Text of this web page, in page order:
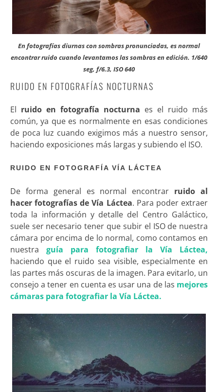
En fotografías diurnas con sombras pronunciadas, es normal
encontrar ruido cuando levantamos las sombras en edición. 1/640
seg, f/6.3, ISO 640
RUIDO EN FOTOGRAFÍAS NOCTURNAS
El ruido en fotografía nocturna es el ruido más
común, ya que es normalmente en esas condiciones
de poca luz cuando exigimos más a nuestro sensor,
haciendo exposiciones más largas y subiendo el ISO.
RUIDO EN FOTOGRAFÍA VÍA LÁCTEA
De forma general es normal encontrar ruido al
hacer fotografías de Vía Láctea. Para poder extraer
toda la información y detalle del Centro Galáctico,
suele ser necesario tener que subir el ISO de nuestra
cámara por encima de lo normal, como contamos en
nuestra guía para fotografiar la Vía Láctea,
haciendo que el ruido sea visible, especialmente en
las partes más oscuras de la imagen. Para evitarlo, un
consejo a tener en cuenta es usar una de las mejores
cámaras para fotografiar la Vía Láctea.